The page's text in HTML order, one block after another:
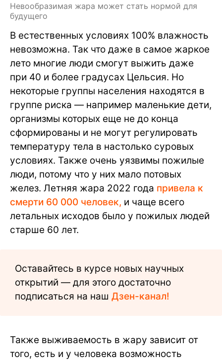
Невообразимая жара может стать нормой для
будущего
В естественных условиях 100% влажность
невозможна. Так что даже в самое жаркое
лето многие люди смогут выжить даже
при 40 и более градусах Цельсия. Но
некоторые группы населения находятся в
группе риска — например маленькие дети,
организмы которых еще не до конца
сформированы и не могут регулировать
температуру тела в настолько суровых
условиях. Также очень уязвимы пожилые
люди, потому что у них мало потовых
желез. Летняя жара 2022 года привела к
смерти 60 000 человек, и чаще всего
летальных исходов было у пожилых людей
старше 60 лет.
Оставайтесь в курсе новых научных
открытий — для этого достаточно
подписаться на наш Дзен-канал!
Также выживаемость в жару зависит от
того, есть и у человека возможность